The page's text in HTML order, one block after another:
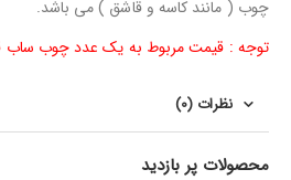
چوب ( مانند کاسه و قاشق ) می باشد.
توجه : قیمت مربوط به یک عدد چوب ساب قارچی
نظرات (0)
محصولات پر بازدید